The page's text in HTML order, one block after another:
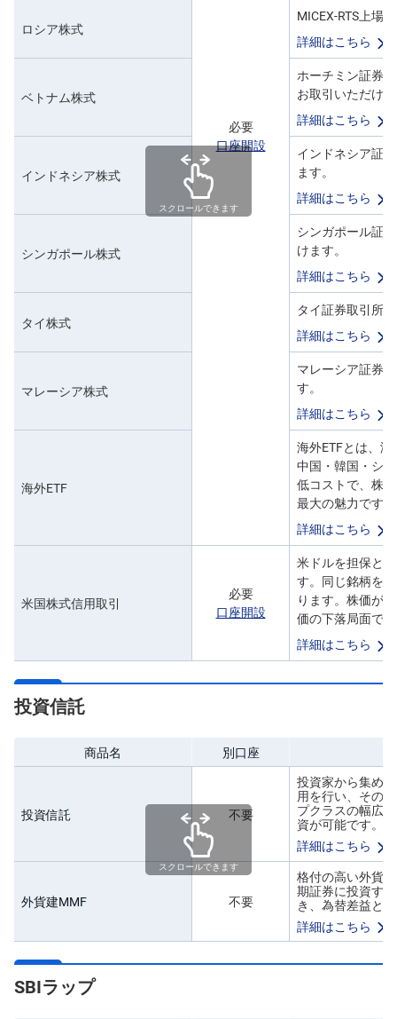
必要
口座開設
ロシア株式
MICEX-RTS上場
詳細はこちら
ベトナム株式
ホーチミン証券
お取引いただけ
詳細はこちら
インドネシア株式
インドネシア証
ます。
詳細はこちら
シンガポール株式
シンガポール証
けます。
詳細はこちら
タイ株式
タイ証券取引所
詳細はこちら
マレーシア株式
マレーシア証券
す。
詳細はこちら
海外ETF
海外ETFとは、
中国・韓国・シ
低コストで、株
最大の魅力です。
詳細はこちら
米国株式信用取引
必要
口座開設
米ドルを担保と
す。同じ銘柄を1
ります。株価が
価の下落局面で
詳細はこちら
スクロールできます
投資信託
商品名 別口座
投資信託 不要
投資家から集め
用を行い、その
プクラスの幅広
資が可能です。
詳細はこちら
外貨建MMF 不要
格付の高い外貨
期証券に投資す
き、為替差益と
詳細はこちら
スクロールできます
SBIラップ